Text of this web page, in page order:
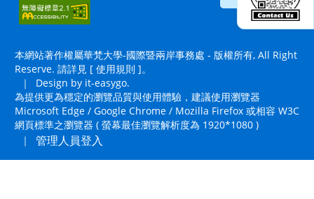
本網站著作權屬華梵大學-國際暨兩岸事務處 - 版權所有, All Right
Reserve. 請詳見 [ 使用規則 ]。
｜
Design by it-easygo.
為提供更為穩定的瀏覽品質與使用體驗，建議使用瀏覽器
Microsoft Edge / Google Chrome / Mozilla Firefox 或相容 W3C
網頁標準之瀏覽器 ( 螢幕最佳瀏覽解析度為 1920*1080 )
｜
管理人員登入